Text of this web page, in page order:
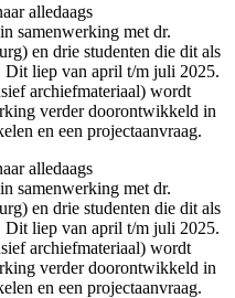
alledaags
samenwerking met dr.
en drie studenten die dit als
Dit liep van april t/m juli 2025.
archiefmateriaal) wordt
verder doorontwikkeld in
en een projectaanvraag.
alledaags
samenwerking met dr.
en drie studenten die dit als
Dit liep van april t/m juli 2025.
archiefmateriaal) wordt
verder doorontwikkeld in
en een projectaanvraag.